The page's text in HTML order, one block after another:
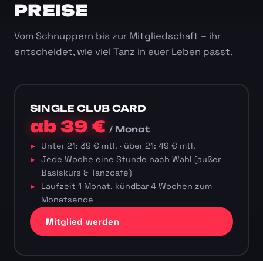
PREISE
Vom Schnuppern bis zur Mitgliedschaft – ihr
entscheidet, wie viel Tanz in euer Leben passt.
SINGLE CLUB CARD
ab 39 €/ Monat
Unter 21: 39 € mtl. · über 21: 49 € mtl.
Jede Woche eine Stunde nach Wahl (außer
Basiskurs & Tanzcafé)
Laufzeit 1 Monat, kündbar 4 Wochen zum
Monatsende
Mitglied werden